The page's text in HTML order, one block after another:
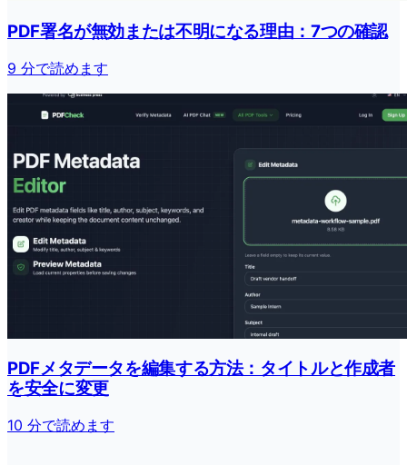
PDF署名が無効または不明になる理由：7つの確認
9 分で読めます
PDFメタデータを編集する方法：タイトルと作成者
を安全に変更
10 分で読めます